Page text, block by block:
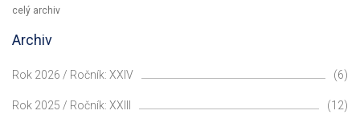
celý archiv
Archiv
Rok 2026 / Ročník: XXIV (6)
Rok 2025 / Ročník: XXIII (12)